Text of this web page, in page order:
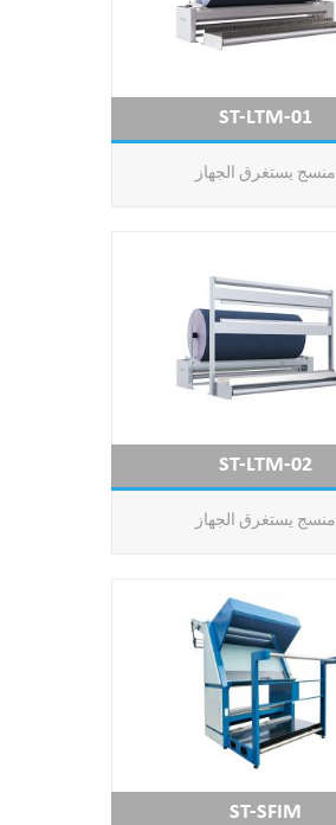
ST-LTM-01
منسج يستغرق الجهاز
ST-LTM-02
منسج يستغرق الجهاز
ST-SFIM